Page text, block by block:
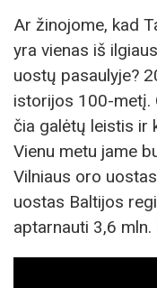
Ar žinojome, kad
yra vienas iš
uostų pasaulyje?
istorijos 100-metį.
čia galėtų leistis ir
Vienu metu jame
Vilniaus oro
uostas Baltijos
aptarnauti 3,6 mln.